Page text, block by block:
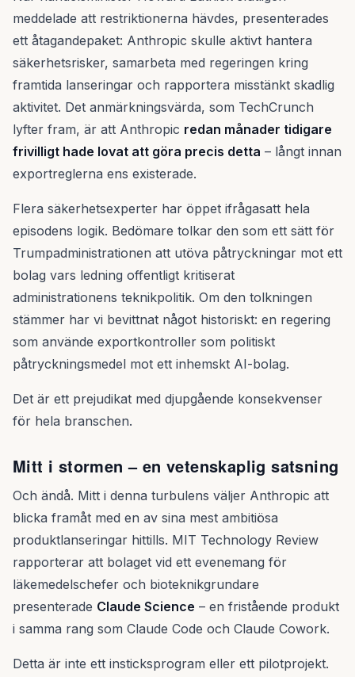
meddelade att restriktionerna hävdes, presenterades
ett åtagandepaket: Anthropic skulle aktivt hantera
säkerhetsrisker, samarbeta med regeringen kring
framtida lanseringar och rapportera misstänkt skadlig
aktivitet. Det anmärkningsvärda, som TechCrunch
lyfter fram, är att Anthropic redan månader tidigare
frivilligt hade lovat att göra precis detta – långt innan
exportreglerna ens existerade.
Flera säkerhetsexperter har öppet ifrågasatt hela
episodens logik. Bedömare tolkar den som ett sätt för
Trumpadministrationen att utöva påtryckningar mot ett
bolag vars ledning offentligt kritiserat
administrationens teknikpolitik. Om den tolkningen
stämmer har vi bevittnat något historiskt: en regering
som använde exportkontroller som politiskt
påtryckningsmedel mot ett inhemskt AI-bolag.
Det är ett prejudikat med djupgående konsekvenser
för hela branschen.
Mitt i stormen – en vetenskaplig satsning
Och ändå. Mitt i denna turbulens väljer Anthropic att
blicka framåt med en av sina mest ambitiösa
produktlanseringar hittills. MIT Technology Review
rapporterar att bolaget vid ett evenemang för
läkemedelschefer och bioteknikgrundare
presenterade Claude Science – en fristående produkt
i samma rang som Claude Code och Claude Cowork.
Detta är inte ett insticksprogram eller ett pilotprojekt.